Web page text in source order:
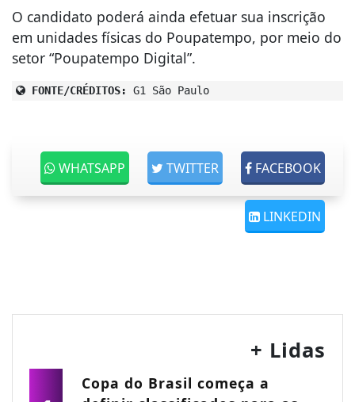
O candidato poderá ainda efetuar sua inscrição
em unidades físicas do Poupatempo, por meio do
setor “Poupatempo Digital”.
FONTE/CRÉDITOS: G1 São Paulo
FACEBOOK
TWITTER
WHATSAPP
LINKEDIN
+ Lidas
Copa do Brasil começa a